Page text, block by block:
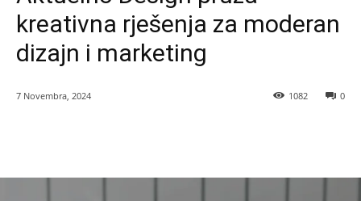
kreativna rješenja za moderan
dizajn i marketing
7 Novembra, 2024 0
1082